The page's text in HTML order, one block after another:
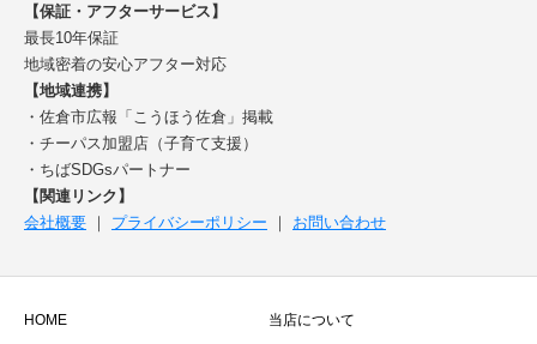
【保証・アフターサービス】
最長10年保証
地域密着の安心アフター対応
【地域連携】
・佐倉市広報「こうほう佐倉」掲載
・チーパス加盟店（子育て支援）
・ちばSDGsパートナー
【関連リンク】
会社概要 ｜ プライバシーポリシー ｜ お問い合わせ
HOME 当店について